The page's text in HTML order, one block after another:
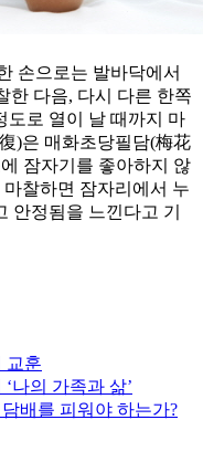
손으로는 발바닥에서
한 다음, 다시 다른 한쪽
도로 열이 날 때까지 마
)은 매화초당필담(梅花
잠자기를 좋아하지 않
찰하면 잠자리에서 누
안정됨을 느낀다고 기
교훈
나의 가족과 삶’
배를 피워야 하는가?